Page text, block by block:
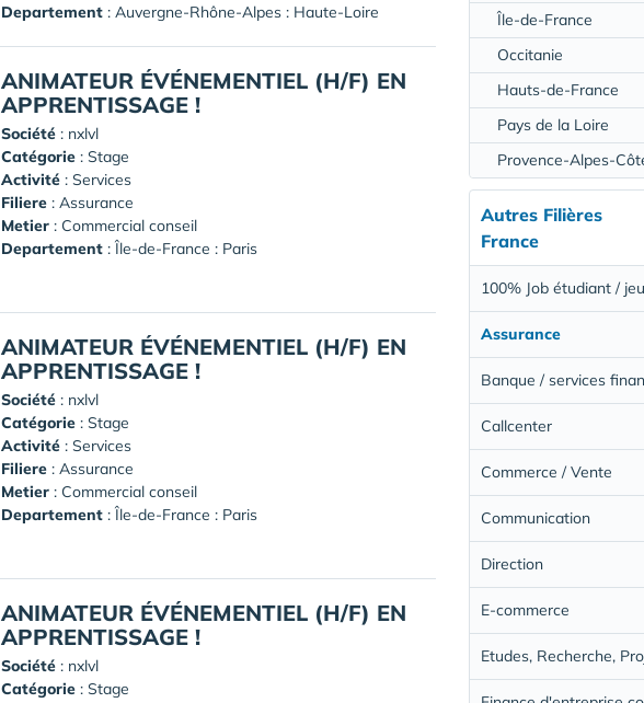
Departement : Auvergne-Rhône-Alpes : Haute-Loire
ANIMATEUR ÉVÉNEMENTIEL (H/F) EN
APPRENTISSAGE !
Société : nxlvl
Catégorie : Stage
Activité : Services
Filiere : Assurance
Metier : Commercial conseil
Departement : Île-de-France : Paris
ANIMATEUR ÉVÉNEMENTIEL (H/F) EN
APPRENTISSAGE !
Société : nxlvl
Catégorie : Stage
Activité : Services
Filiere : Assurance
Metier : Commercial conseil
Departement : Île-de-France : Paris
ANIMATEUR ÉVÉNEMENTIEL (H/F) EN
APPRENTISSAGE !
Société : nxlvl
Catégorie : Stage
Île-de-France
Occitanie
Hauts-de-France
Pays de la Loire
Provence-Alpes-
Autres Filières
France
100% Job étudiant /
Assurance
Banque / services
Callcenter
Commerce / Vente
Communication
Direction
E-commerce
Etudes, Recherche,